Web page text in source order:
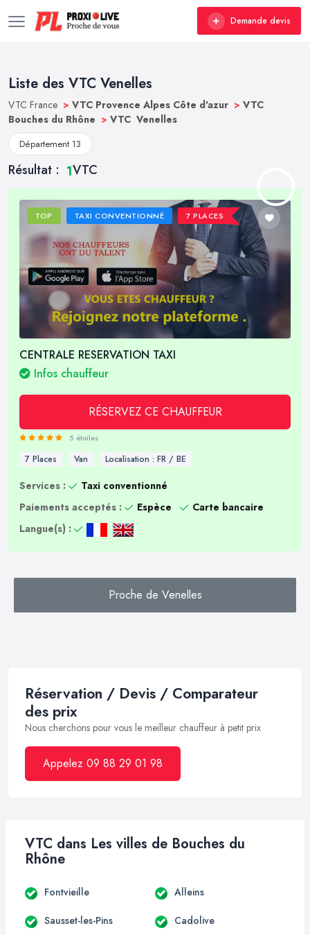
Demande devis
Liste des VTC Venelles
VTC France > VTC Provence Alpes Côte d'azur > VTC
Bouches du Rhône > VTC Venelles
Département 13
Résultat : 1VTC
TOP TAXI CONVENTIONNÉ 7 PLACES
CENTRALE RESERVATION TAXI
Infos chauffeur
RÉSERVEZ CE CHAUFFEUR
5 étoiles
7 Places Van Localisation : FR / BE
Services :
Taxi conventionné
Paiements acceptés :
Espèce
Carte bancaire
Langue(s) :
Proche de Venelles
Réservation / Devis / Comparateur
des prix
Nous cherchons pour vous le meilleur chauffeur à petit prix
Appelez 09 88 29 01 98
VTC dans Les villes de Bouches du
Rhône
Fontvieille Alleins
Sausset-les-Pins Cadolive